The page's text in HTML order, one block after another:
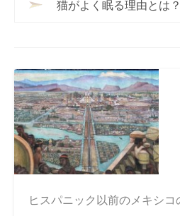
猫がよく眠る理由とは？
ヒスパニック以前のメキシ